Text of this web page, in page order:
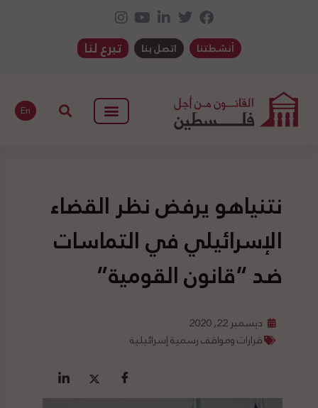
أنشطتنا اتصل بنا تبرع لنا
En
نتنياهو يرفض نظر القضاء
الإسرائيلي في التماسات
ضد “قانون القومية”
ديسمبر 22, 2020
قرارات ومواقف رسمية إسرائيلية